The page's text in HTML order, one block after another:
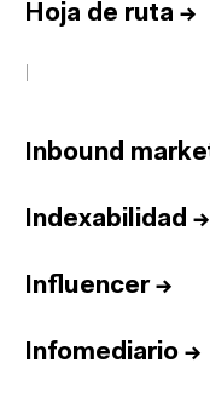
Hoja de ruta →
I
Inbound
Indexabilidad →
Influencer→
Infomediario →